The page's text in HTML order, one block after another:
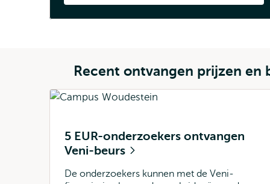
Recent ontvangen prijzen en
5 EUR-onderzoekers ontvangen
Veni-beurs
De onderzoekers kunnen met de Veni-